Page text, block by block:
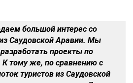
большой интерес со
Саудовской Аравии. Мы
проекты по
К тому же, по сравнению с
туристов из Саудовской